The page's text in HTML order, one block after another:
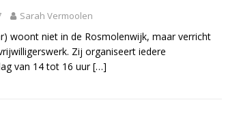
Sarah Vermoolen
woont niet in de Rosmolenwijk, maar verricht
Zij organiseert iedere
van 14 tot 16 uur[…]